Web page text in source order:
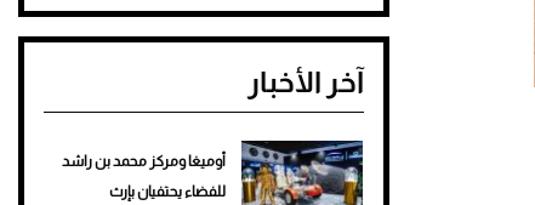
نرى المستقبل من خلال
تصميماتنا.. كيف حجزت 1886
تمنحك فخامة استثنائية
آخر الأخبار
أوميغا ومركز محمد بن راشد
للفضاء يحتفيان بإرث